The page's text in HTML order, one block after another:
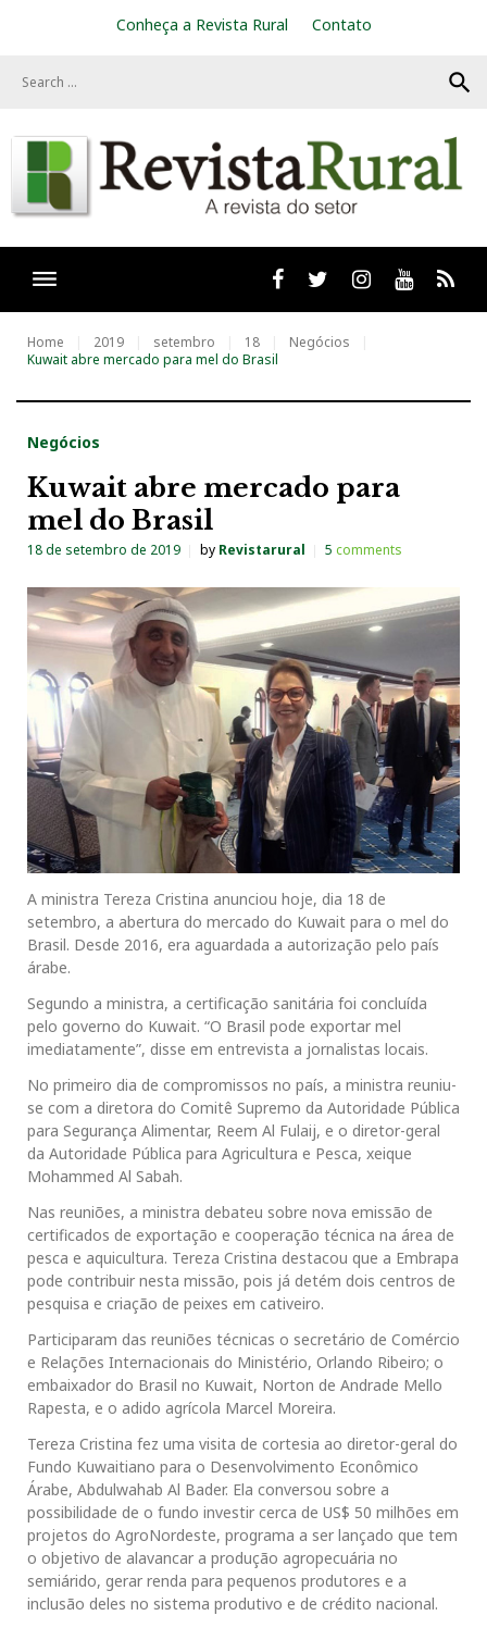
Conheça a Revista Rural Contato
search
Facebooktwitter Instagram
Youtube
Home 2019 setembro 18
Negócios
Kuwait abre mercado para mel do Brasil
Negócios
Kuwait abre mercado para
mel do Brasil
18 de setembro de 2019 by Revistarural 5 comments
A ministra Tereza Cristina anunciou hoje, dia 18 de
setembro, a abertura do mercado do Kuwait para o mel do
Brasil. Desde 2016, era aguardada a autorização pelo país
árabe.
Segundo a ministra, a certificação sanitária foi concluída
pelo governo do Kuwait. “O Brasil pode exportar mel
imediatamente”, disse em entrevista a jornalistas locais.
No primeiro dia de compromissos no país, a ministra reuniu-
se com a diretora do Comitê Supremo da Autoridade Pública
para Segurança Alimentar, Reem Al Fulaij, e o diretor-geral
da Autoridade Pública para Agricultura e Pesca, xeique
Mohammed Al Sabah.
Nas reuniões, a ministra debateu sobre nova emissão de
certificados de exportação e cooperação técnica na área de
pesca e aquicultura. Tereza Cristina destacou que a Embrapa
pode contribuir nesta missão, pois já detém dois centros de
pesquisa e criação de peixes em cativeiro.
Participaram das reuniões técnicas o secretário de Comércio
e Relações Internacionais do Ministério, Orlando Ribeiro; o
embaixador do Brasil no Kuwait, Norton de Andrade Mello
Rapesta, e o adido agrícola Marcel Moreira.
Tereza Cristina fez uma visita de cortesia ao diretor-geral do
Fundo Kuwaitiano para o Desenvolvimento Econômico
Árabe, Abdulwahab Al Bader. Ela conversou sobre a
possibilidade de o fundo investir cerca de US$ 50 milhões em
projetos do AgroNordeste, programa a ser lançado que tem
o objetivo de alavancar a produção agropecuária no
semiárido, gerar renda para pequenos produtores e a
inclusão deles no sistema produtivo e de crédito nacional.